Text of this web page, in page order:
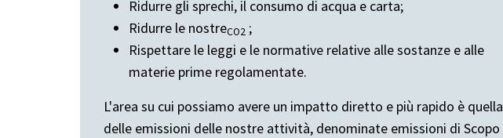
Ridurre gli sprechi, il consumo di acqua e carta;
Ridurre le nostreCO2 ;
Rispettare le leggi e le normative relative alle sostanze e alle
materie prime regolamentate.
L'area su cui possiamo avere un impatto diretto e più rapido è quella
delle emissioni delle nostre attività, denominate emissioni di Scopo